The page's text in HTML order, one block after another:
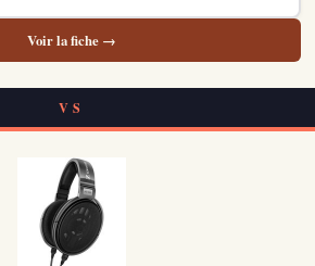
Voir la fiche →
VS